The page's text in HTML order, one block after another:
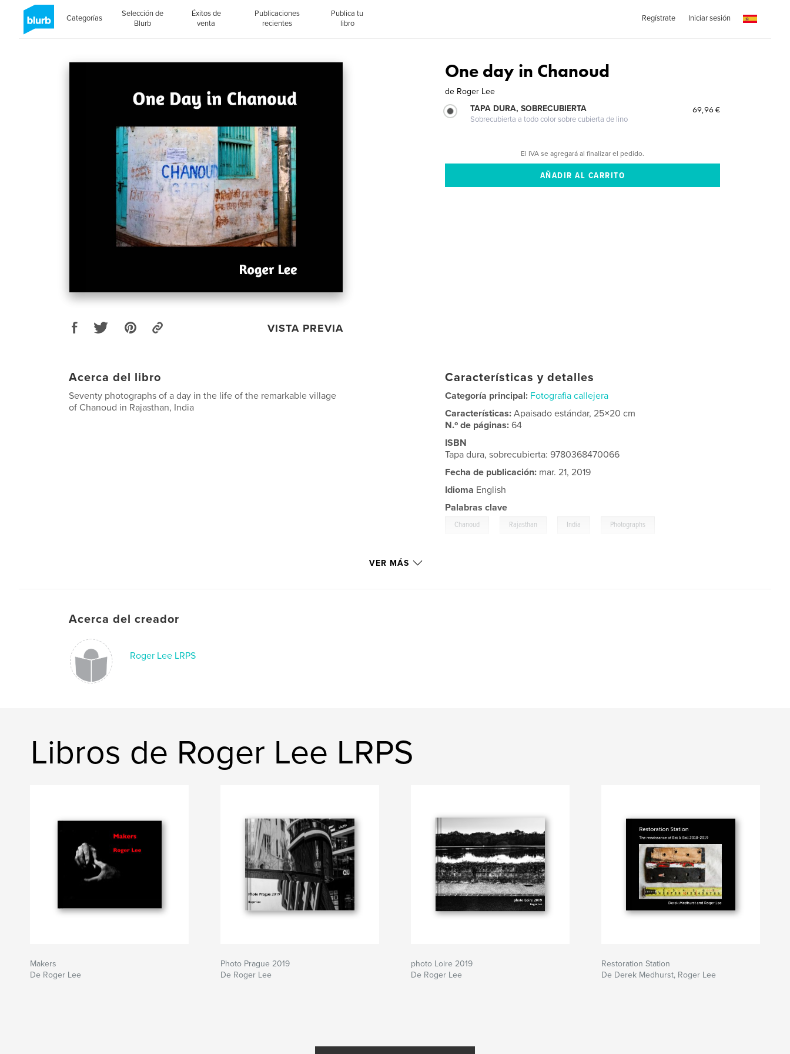
Categorías
Selección de
Blurb
Éxitos de
venta
Publicaciones
recientes
Publica tu
libro
Regístrate Iniciar sesión
VISTA PREVIA
One day in Chanoud
de Roger Lee
TAPA DURA, SOBRECUBIERTA
Sobrecubierta a todo color sobre cubierta de lino
69,96 €
El IVA se agregará al finalizar el pedido.
Acerca del libro
Seventy photographs of a day in the life of the remarkable village
of Chanoud in Rajasthan, India
Características y detalles
Categoría principal: Fotografia callejera
Características:Apaisado estándar, 25×20 cm
N.º de páginas:64
ISBN
Tapa dura, sobrecubierta: 9780368470066
Fecha de publicación: mar. 21, 2019
Idioma English
Palabras clave
Chanoud Rajasthan India Photographs
VER MÁS
Acerca del creador
Roger Lee LRPS
Libros de Roger Lee LRPS
Makers
De Roger Lee
Photo Prague 2019
De Roger Lee
photo Loire 2019
De Roger Lee
Restoration Station
De Derek Medhurst, Roger Lee